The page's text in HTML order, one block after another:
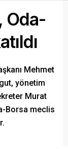
Oda-
Mehmet
yönetim
Murat
Borsa meclis